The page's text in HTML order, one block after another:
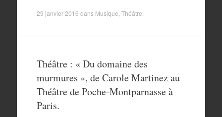
29 janvier 2016 dans Musique Théâtre
Théâtre : « Du domaine des
murmures », de Carole Martinez au
Théâtre de Poche-Montparnasse à
Paris.